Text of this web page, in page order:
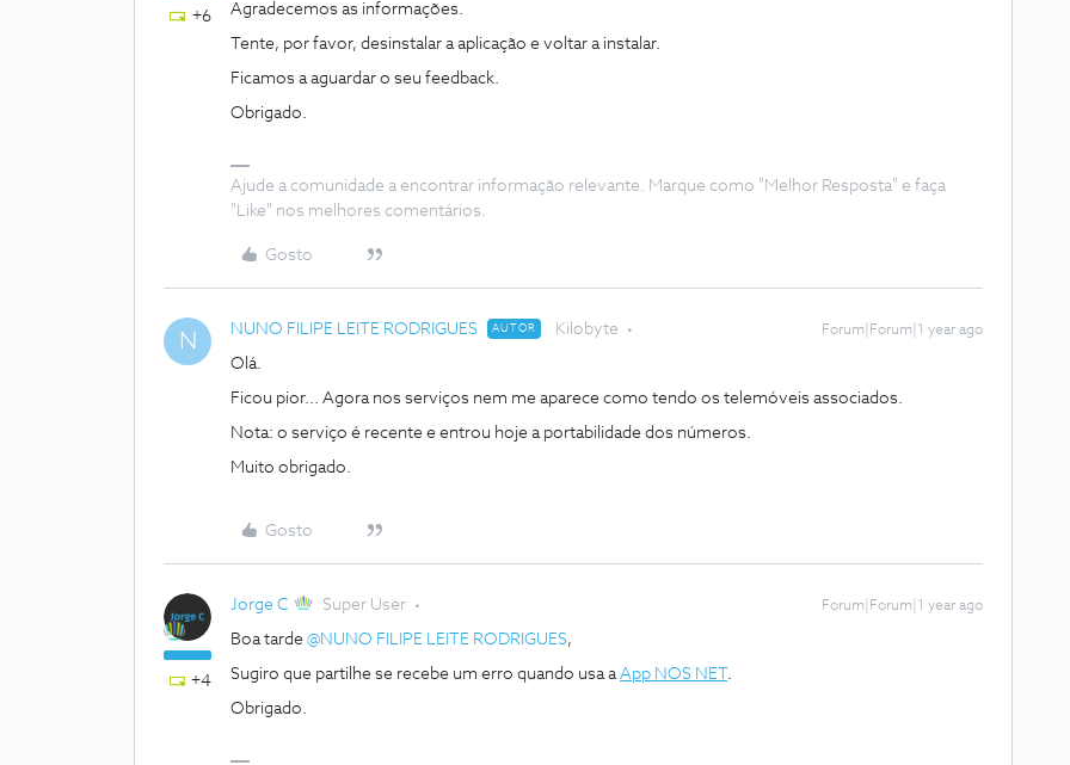
+6 Agradecemos as informações.
Tente, por favor, desinstalar a aplicação e voltar a instalar.
Ficamos a aguardar o seu feedback.
Obrigado.
Ajude a comunidade a encontrar informação relevante. Marque como "Melhor Resposta" e faça
"Like" nos melhores comentários.
Gosto
N NUNO FILIPE LEITE RODRIGUES AUTOR Kilobyte Forum|Forum|1 year ago
Olá.
Ficou pior... Agora nos serviços nem me aparece como tendo os telemóveis associados.
Nota: o serviço é recente e entrou hoje a portabilidade dos números.
Muito obrigado.
Gosto
+4
Jorge C Super User Forum|Forum|1 year ago
Boa tarde ​ @NUNO FILIPE LEITE RODRIGUES,
Sugiro que partilhe se recebe um erro quando usa aApp NOS NET .
Obrigado.